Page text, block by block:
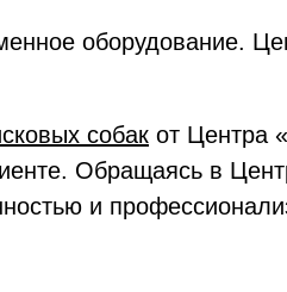
оборудование.
собак от Центра
Обращаясь в
и